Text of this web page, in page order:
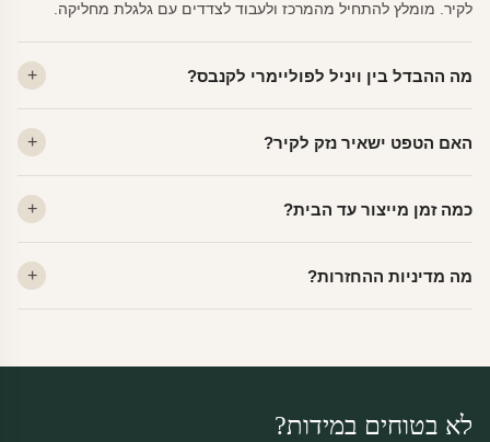
לקיר. מומלץ להתחיל מהמרכז ולעבוד לצדדים עם גלגלת מחליקה.
מה ההבדל בין ויניל לפוליימרי לקנבס?
פרמיום. קנבס — בד אמנותי יוקרתי, מט.
האם הטפט ישאיר נזק לקיר?
מתאים לקיר מטויח, גבס, קרמיקה וזכוכית.
כמה זמן מייצור עד הבית?
יוצאות באותו יום.
מה מדיניות ההחזרות?
לא בטוחים במידות?